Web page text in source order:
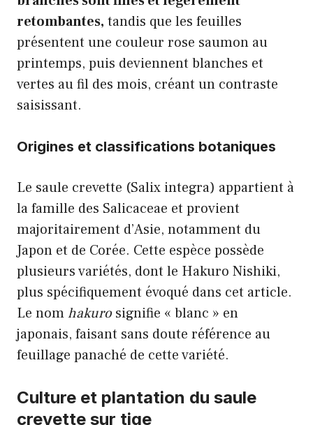
retombantes, tandis que les feuilles
présentent une couleur rose saumon au
printemps, puis deviennent blanches et
vertes au fil des mois, créant un contraste
saisissant.
Origines et classifications botaniques
Le saule crevette (Salix integra) appartient à
la famille des Salicaceae et provient
majoritairement d’Asie, notamment du
Japon et de Corée. Cette espèce possède
plusieurs variétés, dont le Hakuro Nishiki,
plus spécifiquement évoqué dans cet article.
Le nomhakuro signifie « blanc » en
japonais, faisant sans doute référence au
feuillage panaché de cette variété.
Culture et plantation du saule
crevette sur tige